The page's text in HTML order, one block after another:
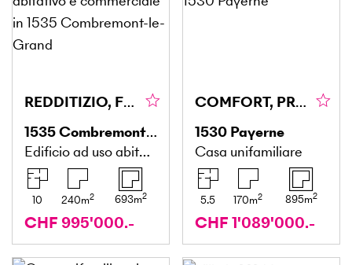
REDDITIZIO, FLESSIBILE & CENTRALE
1535Combremont-le-Grand
Edificio ad uso abitativo e commerciale
10 240m2 693m2
CHF 995'000.-
COMFORT, PRIVACY E UN AMBIENTE DI VITA PRIVILEGIATO
1530 Payerne
Casa unifamiliare
5.5 170m2 895m2
CHF 1'089'000.-